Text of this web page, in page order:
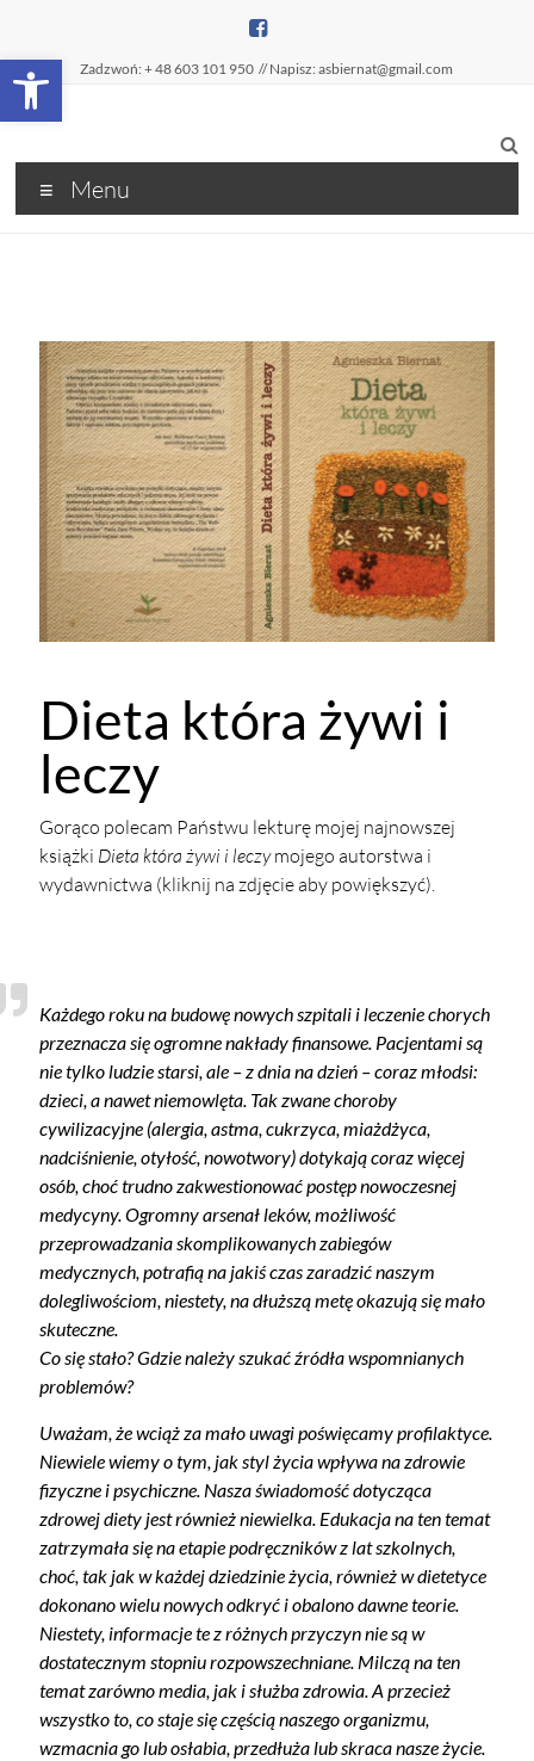
Open toolbar
Zadzwoń: + 48 603 101 950 // Napisz: asbiernat@gmail.com
Menu
Dieta która żywi i
leczy
Gorąco polecam Państwu lekturę mojej najnowszej
książki Dieta która żywi i leczymojego autorstwa i
wydawnictwa (kliknij na zdjęcie aby powiększyć).
Każdego roku na budowę nowych szpitali i leczenie chorych
przeznacza się ogromne nakłady finansowe. Pacjentami są
nie tylko ludzie starsi, ale – z dnia na dzień – coraz młodsi:
dzieci, a nawet niemowlęta. Tak zwane choroby
cywilizacyjne (alergia, astma, cukrzyca, miażdżyca,
nadciśnienie, otyłość, nowotwory) dotykają coraz więcej
osób, choć trudno zakwestionować postęp nowoczesnej
medycyny. Ogromny arsenał leków, możliwość
przeprowadzania skomplikowanych zabiegów
medycznych, potrafią na jakiś czas zaradzić naszym
dolegliwościom, niestety, na dłuższą metę okazują się mało
skuteczne.
Co się stało? Gdzie należy szukać źródła wspomnianych
problemów?
Uważam, że wciąż za mało uwagi poświęcamy profilaktyce.
Niewiele wiemy o tym, jak styl życia wpływa na zdrowie
fizyczne i psychiczne. Nasza świadomość dotycząca
zdrowej diety jest również niewielka. Edukacja na ten temat
zatrzymała się na etapie podręczników z lat szkolnych,
choć, tak jak w każdej dziedzinie życia, również w dietetyce
dokonano wielu nowych odkryć i obalono dawne teorie.
Niestety, informacje te z różnych przyczyn nie są w
dostatecznym stopniu rozpowszechniane. Milczą na ten
temat zarówno media, jak i służba zdrowia. A przecież
wszystko to, co staje się częścią naszego organizmu,
wzmacnia go lub osłabia, przedłuża lub skraca nasze życie.